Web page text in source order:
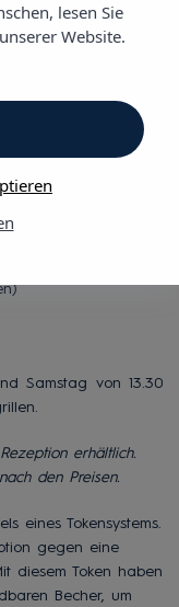
unsere Getränke-
Was ist
Buffet
Mineralwasser
Samstag von 13.30
erhältlich.
den Preisen.
eines Tokensystems.
gegen eine
diesem Token haben
Becher, um
lesen Sie
Website.